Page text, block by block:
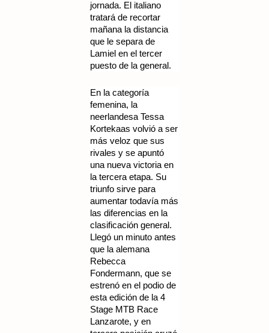
jornada. El italiano
tratará de recortar
mañana la distancia
que le separa de
Lamiel en el tercer
puesto de la general.
En la categoría
femenina, la
neerlandesa Tessa
Kortekaas volvió a ser
más veloz que sus
rivales y se apuntó
una nueva victoria en
la tercera etapa. Su
triunfo sirve para
aumentar todavía más
las diferencias en la
clasificación general.
Llegó un minuto antes
que la alemana
Rebecca
Fondermann, que se
estrenó en el podio de
esta edición de la 4
Stage MTB Race
Lanzarote, y en